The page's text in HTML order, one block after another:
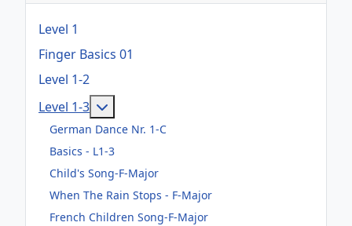
Level 1
Finger Basics 01
Level 1-2
Level 1-3
German Dance Nr. 1-C
Basics - L1-3
Child's Song-F-Major
When The Rain Stops - F-Major
French Children Song-F-Major